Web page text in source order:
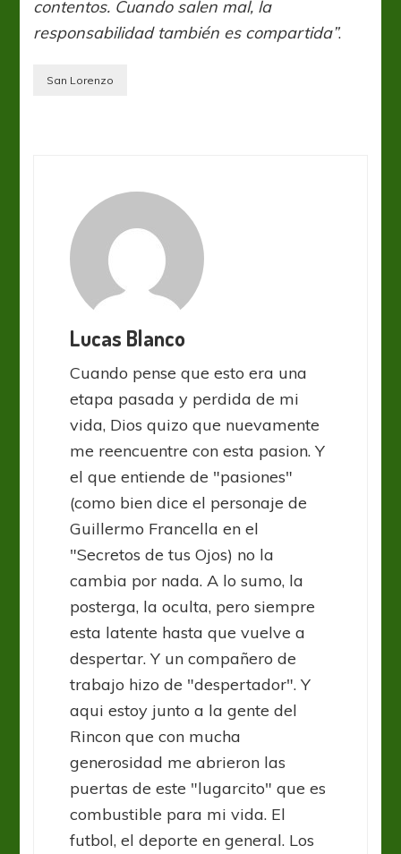
contentos. Cuando salen mal, la
responsabilidad también es compartida”.
San Lorenzo
Lucas Blanco
Cuando pense que esto era una
etapa pasada y perdida de mi
vida, Dios quizo que nuevamente
me reencuentre con esta pasion. Y
el que entiende de "pasiones"
(como bien dice el personaje de
Guillermo Francella en el
"Secretos de tus Ojos) no la
cambia por nada. A lo sumo, la
posterga, la oculta, pero siempre
esta latente hasta que vuelve a
despertar. Y un compañero de
trabajo hizo de "despertador". Y
aqui estoy junto a la gente del
Rincon que con mucha
generosidad me abrieron las
puertas de este "lugarcito" que es
combustible para mi vida. El
futbol, el deporte en general. Los